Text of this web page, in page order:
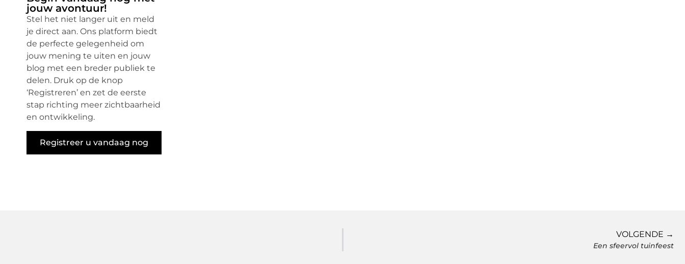
jouw avontuur!
Stel het niet langer uit en meld
je direct aan. Ons platform biedt
de perfecte gelegenheid om
jouw mening te uiten en jouw
blog met een breder publiek te
delen. Druk op de knop
‘Registreren’ en zet de eerste
stap richting meer zichtbaarheid
en ontwikkeling.
Registreer u vandaag nog
VOLGENDE →
Een sfeervol tuinfeest